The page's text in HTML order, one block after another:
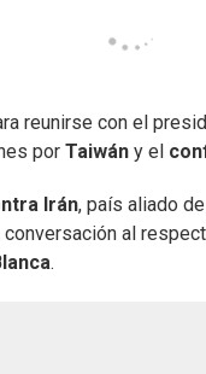
reunirse con el
por Taiwán y el
Irán, país aliado
al
.